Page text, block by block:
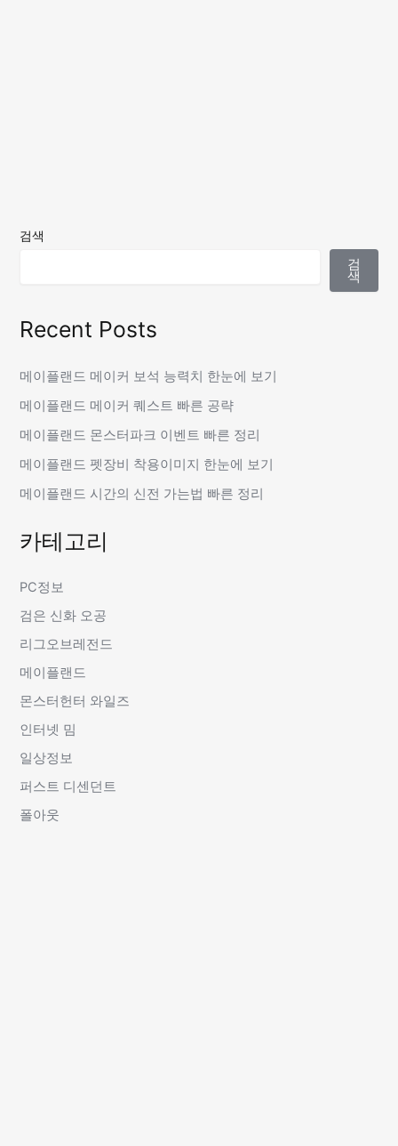
검색
검
색
Recent Posts
메이플랜드 메이커 보석 능력치 한눈에 보기
메이플랜드 메이커 퀘스트 빠른 공략
메이플랜드 몬스터파크 이벤트 빠른 정리
메이플랜드 펫장비 착용이미지 한눈에 보기
메이플랜드 시간의 신전 가는법 빠른 정리
카테고리
PC정보
검은 신화 오공
리그오브레전드
메이플랜드
몬스터헌터 와일즈
인터넷 밈
일상정보
퍼스트 디센던트
폴아웃